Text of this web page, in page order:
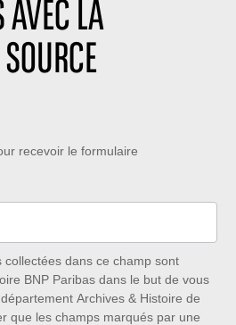
AVEC LA
recevoir le formulaire
dans ce champ sont
BNP Paribas dans le but de vous
Archives & Histoire de
que les champs marqués par une